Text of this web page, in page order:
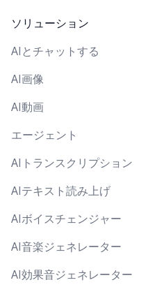
ソリューション
AIとチャットする
AI画像
AI動画
エージェント
AIトランスクリプション
AIテキスト読み上げ
AIボイスチェンジャー
AI音楽ジェネレーター
AI効果音ジェネレーター